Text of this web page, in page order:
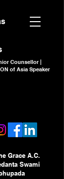
Counsellor |
of Asia Speaker
Grace A.C.
Swami